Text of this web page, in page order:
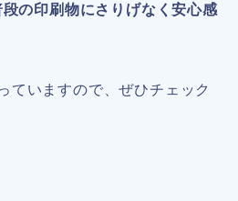
の印刷物にさりげなく安心感
ていますので、ぜひチェック